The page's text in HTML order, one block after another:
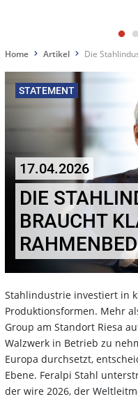
Home Artikel Die
STATEMENT
17.04.2026
DIE
BRAUCHT
Stahlindustrie investiert in
Produktionsformen. Mehr
Group am Standort Riesa
Walzwerk in Betrieb zu
Europa durchsetzt,
Ebene. Feralpi Stahl
der wire 2026, der